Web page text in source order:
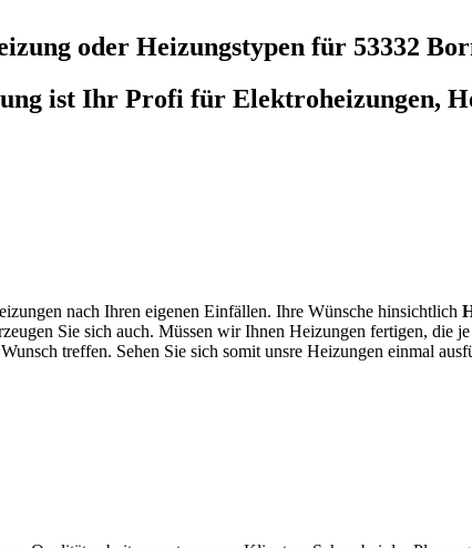
oder Heizungstypen für 53332
ist Ihr Profi für Elektroheizungen,
nach Ihren eigenen Einfällen. Ihre Wünsche hinsichtlich
Sie sich auch. Müssen wir Ihnen Heizungen fertigen, die
treffen. Sehen Sie sich somit unsre Heizungen einmal